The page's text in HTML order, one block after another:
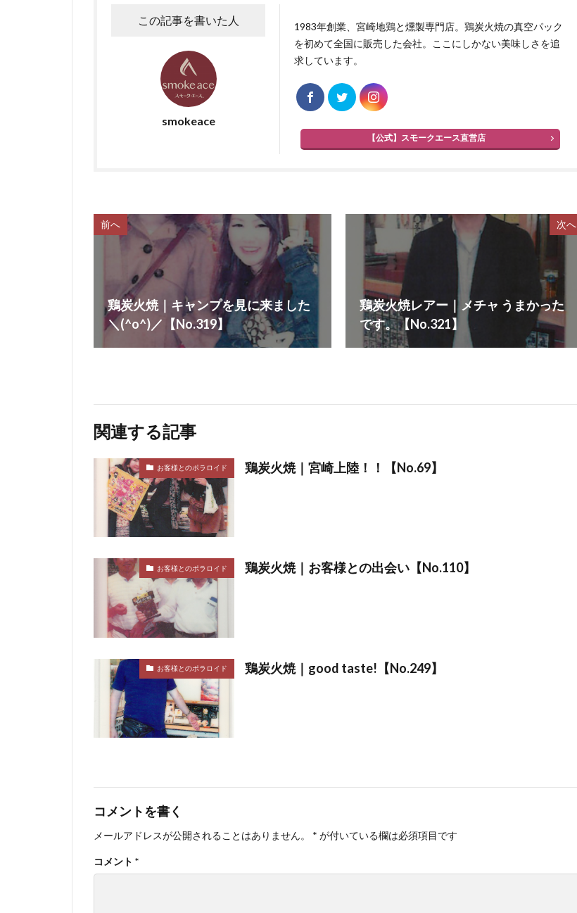
この記事を書いた人
smokeace
1983年創業、宮崎地鶏と燻製専門店。鶏炭火焼の真空パック
を初めて全国に販売した会社。ここにしかない美味しさを追
求しています。
【公式】スモークエース直営店
前へ
鶏炭火焼｜キャンプを見に来ました
＼(^o^)／【No.319】
次へ
鶏炭火焼レアー｜メチャ うまかった
です。【No.321】
関連する記事
お客様とのポラロイド 鶏炭火焼｜宮崎上陸！！【No.69】
お客様とのポラロイド 鶏炭火焼｜お客様との出会い【No.110】
お客様とのポラロイド 鶏炭火焼｜good taste!【No.249】
コメントを書く
メールアドレスが公開されることはありません。 * が付いている欄は必須項目です
コメント *